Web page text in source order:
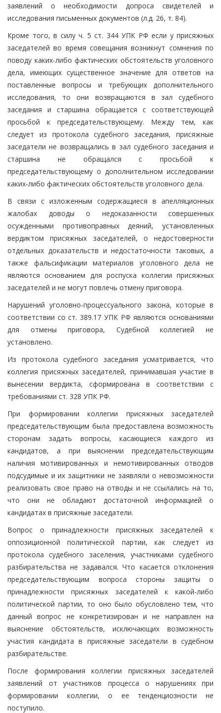
заявлений о необходимости допроса свидетелей и
исследования письменных документов (л.д. 26, т. 84).
Кроме того, в силу ч. 5 ст. 344 УПК РФ если у присяжных
заседателей во время совещания возникнут сомнения по
поводу каких-либо фактических обстоятельств уголовного
дела, имеющих существенное значение для ответов на
поставленные вопросы и требующих дополнительного
исследования, то они возвращаются в зал судебного
заседания и старшина обращается с соответствующей
просьбой к председательствующему. Между тем, как
следует из протокола судебного заседания, присяжные
заседатели не возвращались в зал судебного заседания и
старшина не обращался с просьбой к
председательствующему о дополнительном исследовании
каких-либо фактических обстоятельств уголовного дела.
В связи с изложенным содержащиеся в апелляционных
жалобах доводы о недоказанности совершенных
осужденными противоправных деяний, установленных
вердиктом присяжных заседателей, о недостоверности
отдельных доказательств и недостаточности таковых, а
также фальсификации материалов уголовного дела не
являются основанием для роспуска коллегии присяжных
заседателей и не могут повлечь отмену приговора.
Нарушений уголовно-процессуального закона, которые в
соответствии со ст. 389.17 УПК РФ являются основаниями
для отмены приговора, Судебной коллегией не
установлено.
Из протокола судебного заседания усматривается, что
коллегия присяжных заседателей, принимавшая участие в
вынесении вердикта, сформирована в соответствии с
требованиями ст. 328 УПК РФ.
При формировании коллегии присяжных заседателей
председательствующим была предоставлена возможность
сторонам задать вопросы, касающиеся каждого из
кандидатов, а при выяснении председательствующим
наличия мотивированных и немотивированных отводов
подсудимые и их защитники не заявляли о невозможности
реализовать свое право на отводы и не ссылались на то,
что они не обладают достаточной информацией о
кандидатах в присяжные заседатели.
Вопрос о принадлежности присяжных заседателей к
оппозиционной политической партии, как следует из
протокола судебного заселения, участниками судебного
разбирательства не задавался. Что касается отклонения
председательствующим вопроса стороны защиты о
принадлежности присяжных заседателей к какой-либо
политической партии, то оно было обусловлено тем, что
данный вопрос не конкретизирован и не направлен на
выяснение обстоятельств, исключающих возможность
участия кандидата в присяжные заседатели в судебном
разбирательстве.
После формирования коллегии присяжных заседателей
заявлений от участников процесса о нарушениях при
формировании коллегии, о ее тенденциозности не
поступило.